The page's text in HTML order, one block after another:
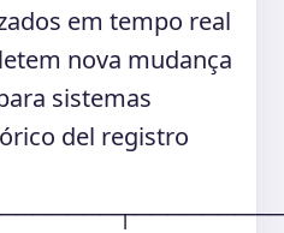
em tempo real
nova mudança
sistemas
del registro